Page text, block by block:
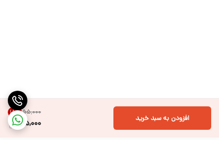
۵۵٬۰۰۰ 18%
45,000 افزودن به سبد خرید